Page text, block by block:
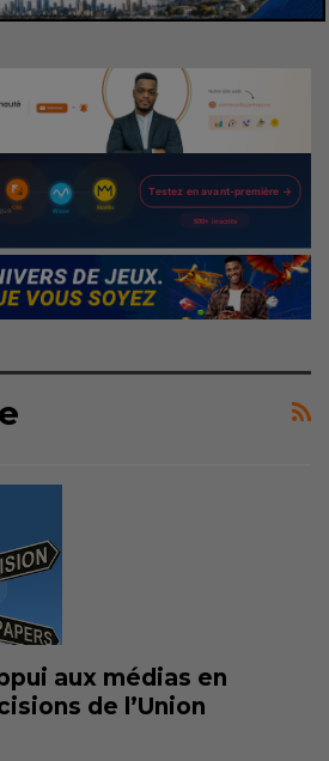
aux médias en
de l’Union